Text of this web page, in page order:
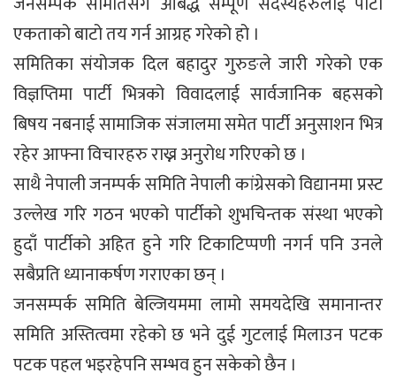
एकताको बाटो तय गर्न आग्रह गरेको हो ।
समितिका संयोजक दिल बहादुर गुरुङले जारी गरेको एक
विज्ञप्तिमा पार्टी भित्रको विवादलाई सार्वजानिक बहसको
बिषय नबनाई सामाजिक संजालमा समेत पार्टी अनुसाशन भित्र
रहेर आफ्ना विचारहरु राख्न अनुरोध गरिएको छ ।
साथै नेपाली जनम्पर्क समिति नेपाली कांग्रेसको विद्यानमा प्रस्ट
उल्लेख गरि गठन भएको पार्टीको शुभचिन्तक संस्था भएको
हुदाँ पार्टीको अहित हुने गरि टिकाटिप्पणी नगर्न पनि उनले
सबैप्रति ध्यानाकर्षण गराएका छन् ।
जनसम्पर्क समिति बेल्जियममा लामो समयदेखि समानान्तर
समिति अस्तित्वमा रहेको छ भने दुई गुटलाई मिलाउन पटक
पटक पहल भइरहेपनि सम्भव हुन सकेको छैन ।